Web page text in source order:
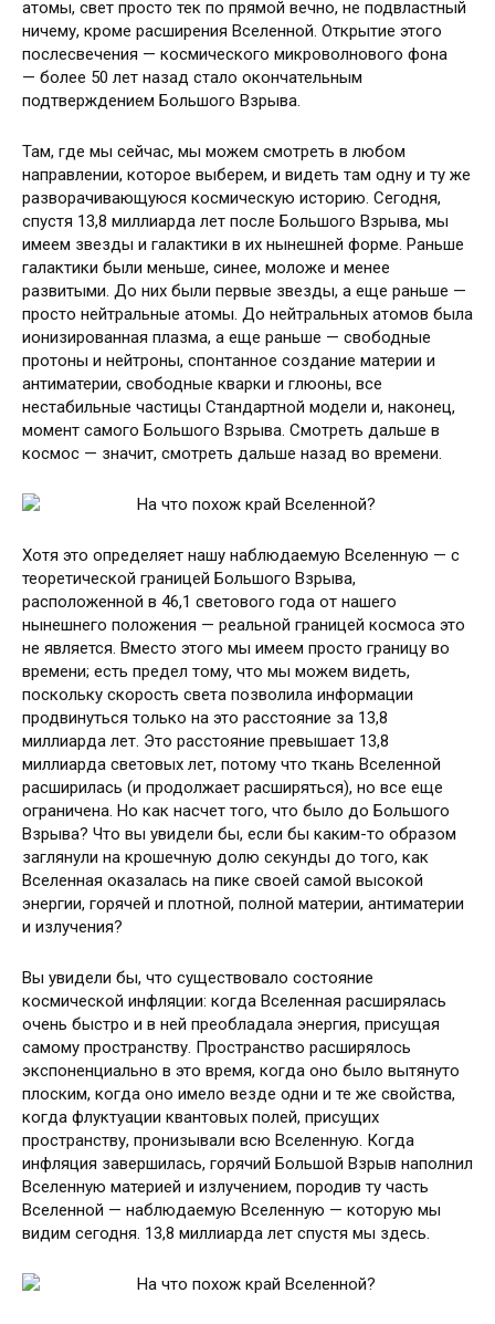
атомы, свет просто тек по прямой вечно, не подвластный
ничему, кроме расширения Вселенной. Открытие этого
послесвечения — космического микроволнового фона
— более 50 лет назад стало окончательным
подтверждением Большого Взрыва.
Там, где мы сейчас, мы можем смотреть в любом
направлении, которое выберем, и видеть там одну и ту же
разворачивающуюся космическую историю. Сегодня,
спустя 13,8 миллиарда лет после Большого Взрыва, мы
имеем звезды и галактики в их нынешней форме. Раньше
галактики были меньше, синее, моложе и менее
развитыми. До них были первые звезды, а еще раньше —
просто нейтральные атомы. До нейтральных атомов была
ионизированная плазма, а еще раньше — свободные
протоны и нейтроны, спонтанное создание материи и
антиматерии, свободные кварки и глюоны, все
нестабильные частицы Стандартной модели и, наконец,
момент самого Большого Взрыва. Смотреть дальше в
космос — значит, смотреть дальше назад во времени.
Хотя это определяет нашу наблюдаемую Вселенную — с
теоретической границей Большого Взрыва,
расположенной в 46,1 светового года от нашего
нынешнего положения — реальной границей космоса это
не является. Вместо этого мы имеем просто границу во
времени; есть предел тому, что мы можем видеть,
поскольку скорость света позволила информации
продвинуться только на это расстояние за 13,8
миллиарда лет. Это расстояние превышает 13,8
миллиарда световых лет, потому что ткань Вселенной
расширилась (и продолжает расширяться), но все еще
ограничена. Но как насчет того, что было до Большого
Взрыва? Что вы увидели бы, если бы каким-то образом
заглянули на крошечную долю секунды до того, как
Вселенная оказалась на пике своей самой высокой
энергии, горячей и плотной, полной материи, антиматерии
и излучения?
Вы увидели бы, что существовало состояние
космической инфляции: когда Вселенная расширялась
очень быстро и в ней преобладала энергия, присущая
самому пространству. Пространство расширялось
экспоненциально в это время, когда оно было вытянуто
плоским, когда оно имело везде одни и те же свойства,
когда флуктуации квантовых полей, присущих
пространству, пронизывали всю Вселенную. Когда
инфляция завершилась, горячий Большой Взрыв наполнил
Вселенную материей и излучением, породив ту часть
Вселенной — наблюдаемую Вселенную — которую мы
видим сегодня. 13,8 миллиарда лет спустя мы здесь.